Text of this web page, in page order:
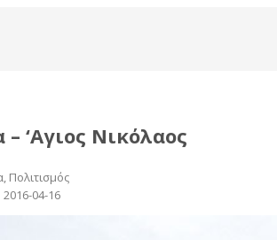
‘Αγιος Νικόλαος
Πολιτισμός
2016-04-16